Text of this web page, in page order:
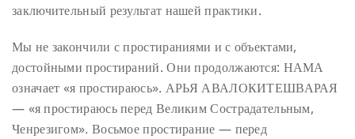
заключительный результат нашей практики.
Мы не закончили с простираниями и с объектами,
достойными простираний. Они продолжаются: НАМА
означает «я простираюсь». АРЬЯ АВАЛОКИТЕШВАРАЯ
— «я простираюсь перед Великим Сострадательным,
Ченрезигом». Восьмое простирание — перед